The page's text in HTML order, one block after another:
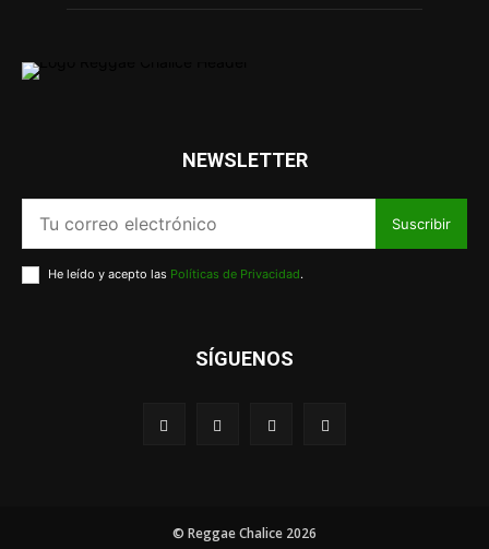
NEWSLETTER
Suscribir
He leído y acepto las Políticas de Privacidad.
SÍGUENOS
© Reggae Chalice 2026